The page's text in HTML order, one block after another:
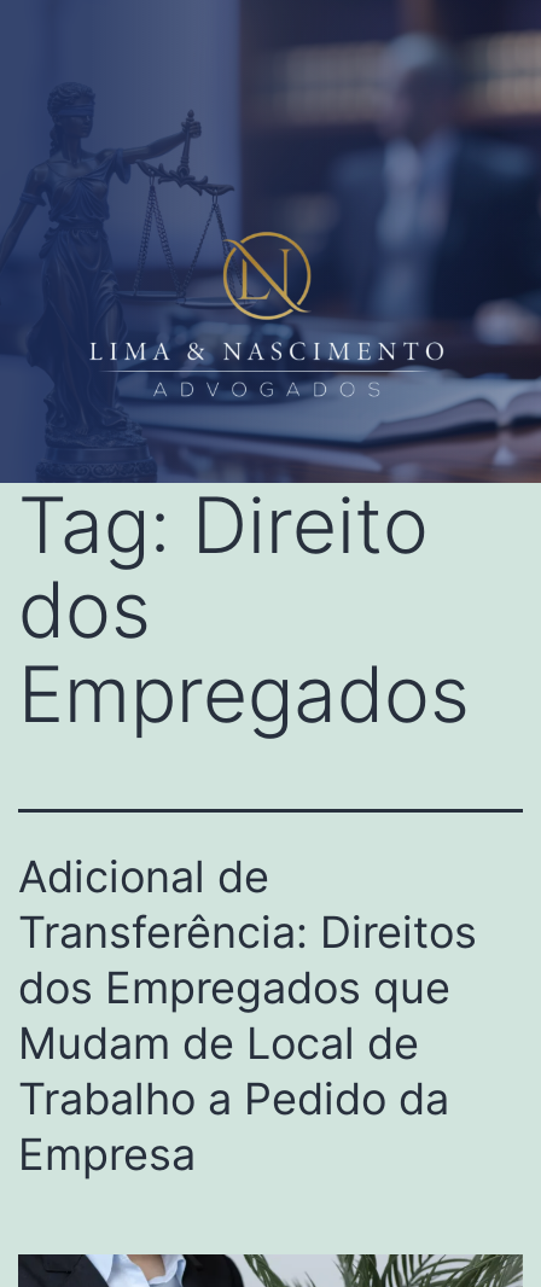
Tag: Direito
dos
Empregados
Adicional de
Transferência: Direitos
dos Empregados que
Mudam de Local de
Trabalho a Pedido da
Empresa